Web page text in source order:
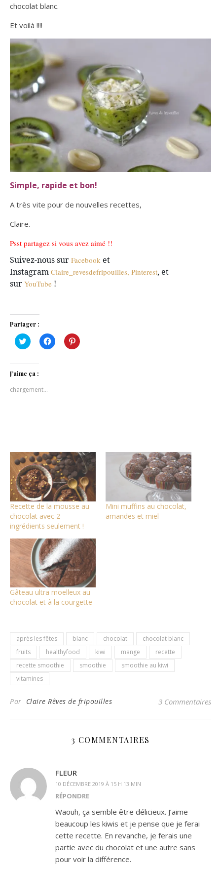
chocolat blanc.
Et voilà !!!!
Simple, rapide et bon!
A très vite pour de nouvelles recettes,
Claire.
Psst partagez si vous avez aimé !!
Suivez-nous sur Facebook et
Instagram Claire_revesdefripouilles, Pinterest, et
sur YouTube !
Partager :
Cliquez
pour
Twitter(ouvre
dans
une
fenêtre)
Cliquez
pour
Cliquez
pour
J’aime ça :
chargement…
Recette de la mousse au
chocolat avec 2
ingrédients seulement !
Mini muffins au chocolat,
amandes et miel
Gâteau ultra moelleux au
chocolat et à la courgette
après les fêtes blanc chocolat
chocolat blanc
fruits
healthyfood kiwi mange
recette
recette smoothie
smoothie
smoothie au kiwi
vitamines
Par Claire Rêves de fripouilles 3 Commentaires
3 COMMENTAIRES
FLEUR
10 DÉCEMBRE 2019 À 15 H 13 MIN
RÉPONDRE
Waouh, ça semble être délicieux. J’aime
beaucoup les kiwis et je pense que je ferai
cette recette. En revanche, je ferais une
partie avec du chocolat et une autre sans
pour voir la différence.